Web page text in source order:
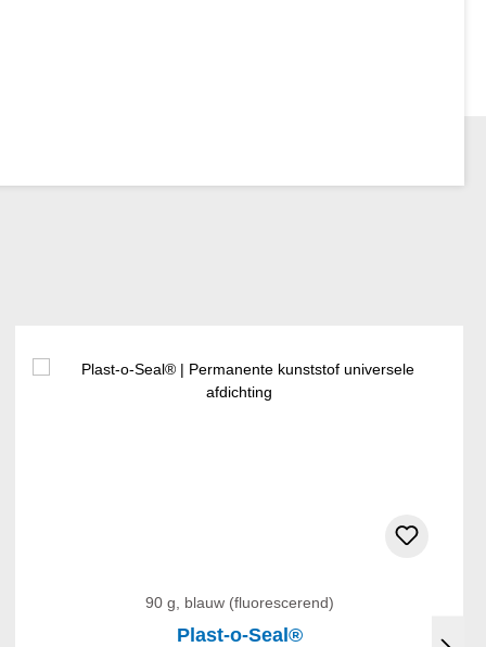
90 g, blauw (fluorescerend)
Plast-o-Seal®